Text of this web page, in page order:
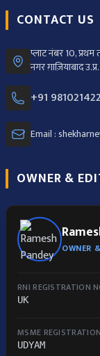
CONTACT US
प्लाट नंबर 10,
नगर ग़ाज़ियाबाद
+91
Email :
OWNER &
OWNER
RNI REGISTRATION
UK
MSME
UDYAM